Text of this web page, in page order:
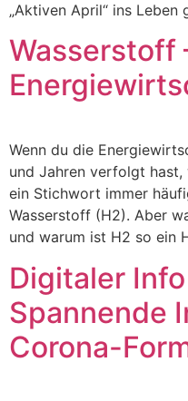
„Aktiven April“ ins Leben
Wasserstoff
Wenn du die
und Jahren verfolgt
ein Stichwort immer
Wasserstoff (H2). Aber
und warum ist H2 so ein
Digitaler
Spannende
Corona-